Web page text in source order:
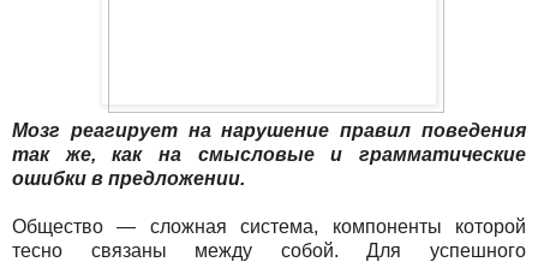
Мозг реагирует на нарушение правил поведения
так же, как на смысловые и грамматические
ошибки в предложении.
Общество — сложная система, компоненты которой
тесно связаны между собой. Для успешного